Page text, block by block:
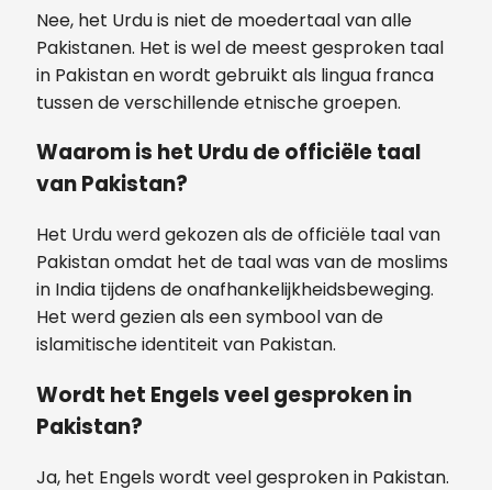
Nee, het Urdu is niet de moedertaal van alle
Pakistanen. Het is wel de meest gesproken taal
in Pakistan en wordt gebruikt als lingua franca
tussen de verschillende etnische groepen.
Waarom is het Urdu de officiële taal
van Pakistan?
Het Urdu werd gekozen als de officiële taal van
Pakistan omdat het de taal was van de moslims
in India tijdens de onafhankelijkheidsbeweging.
Het werd gezien als een symbool van de
islamitische identiteit van Pakistan.
Wordt het Engels veel gesproken in
Pakistan?
Ja, het Engels wordt veel gesproken in Pakistan.